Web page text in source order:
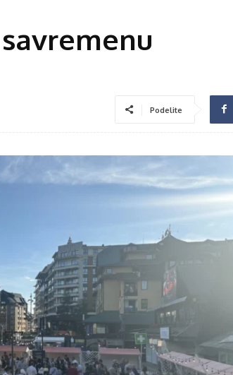
Podelite